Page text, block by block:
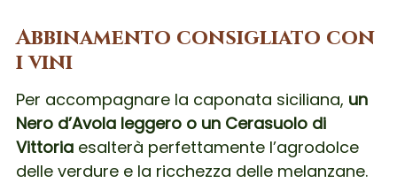
Abbinamento consigliato con
i vini
Per accompagnare la caponata siciliana, un
Nero d’Avola leggero o un Cerasuolo di
Vittoria esalterà perfettamente l’agrodolce
delle verdure e la ricchezza delle melanzane.